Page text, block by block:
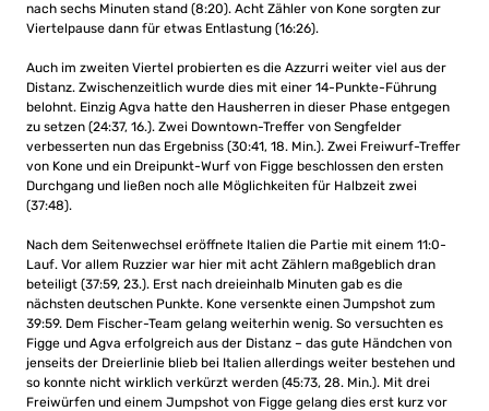
nach sechs Minuten stand (8:20). Acht Zähler von Kone sorgten zur
Viertelpause dann für etwas Entlastung (16:26).
Auch im zweiten Viertel probierten es die Azzurri weiter viel aus der
Distanz. Zwischenzeitlich wurde dies mit einer 14-Punkte-Führung
belohnt. Einzig Agva hatte den Hausherren in dieser Phase entgegen
zu setzen (24:37, 16.). Zwei Downtown-Treffer von Sengfelder
verbesserten nun das Ergebniss (30:41, 18. Min.). Zwei Freiwurf-Treffer
von Kone und ein Dreipunkt-Wurf von Figge beschlossen den ersten
Durchgang und ließen noch alle Möglichkeiten für Halbzeit zwei
(37:48).
Nach dem Seitenwechsel eröffnete Italien die Partie mit einem 11:0-
Lauf. Vor allem Ruzzier war hier mit acht Zählern maßgeblich dran
beteiligt (37:59, 23.). Erst nach dreieinhalb Minuten gab es die
nächsten deutschen Punkte. Kone versenkte einen Jumpshot zum
39:59. Dem Fischer-Team gelang weiterhin wenig. So versuchten es
Figge und Agva erfolgreich aus der Distanz – das gute Händchen von
jenseits der Dreierlinie blieb bei Italien allerdings weiter bestehen und
so konnte nicht wirklich verkürzt werden (45:73, 28. Min.). Mit drei
Freiwürfen und einem Jumpshot von Figge gelang dies erst kurz vor